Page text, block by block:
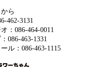
ら
462-3131
：086-464-0011
：086-463-1331
ル：086-463-1115